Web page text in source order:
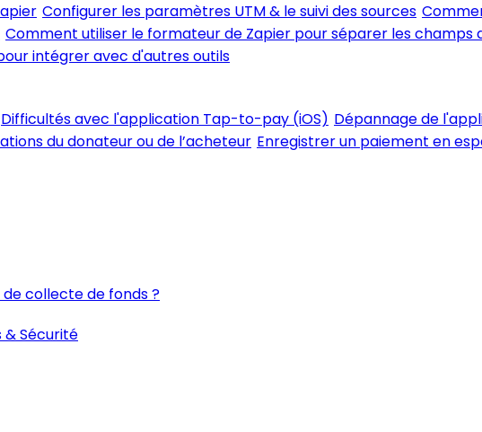
Configurer les paramètres UTM & le suivi des sources
Comment utiliser le formateur de Zapier pour séparer les champs
intégrer avec d'autres outils
Difficultés avec l'application Tap-to-pay (iOS) Dépannage de
du donateur ou de l’acheteur Enregistrer un paiement en
collecte de fonds ?
& Sécurité